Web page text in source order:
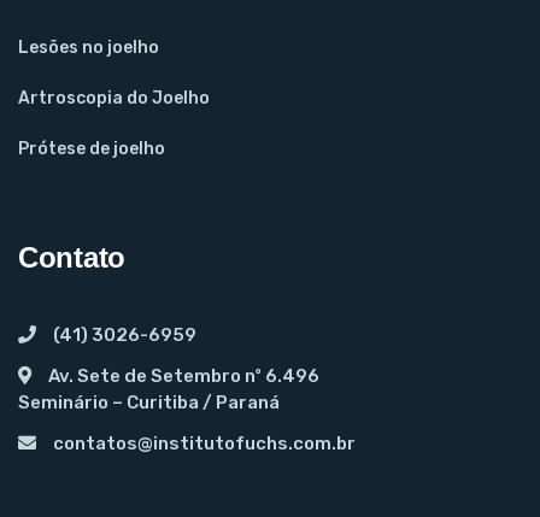
Lesões no joelho
Artroscopia do Joelho
Prótese de joelho
Contato
(41) 3026-6959
Av. Sete de Setembro nº 6.496
Seminário – Curitiba / Paraná
contatos@institutofuchs.com.br